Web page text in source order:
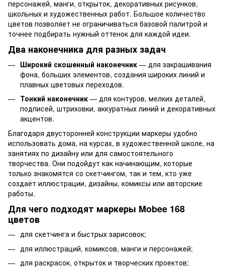
персонажей, манги, открыток, декоративных рисунков,
школьных и художественных работ. Большое количество
цветов позволяет не ограничиваться базовой палитрой и
точнее подбирать нужный оттенок для каждой идеи.
Два наконечника для разных задач
Широкий скошенный наконечник — для закрашивания
фона, больших элементов, создания широких линий и
плавных цветовых переходов.
Тонкий наконечник — для контуров, мелких деталей,
подписей, штриховки, аккуратных линий и декоративных
акцентов.
Благодаря двусторонней конструкции маркеры удобно
использовать дома, на курсах, в художественной школе, на
занятиях по дизайну или для самостоятельного
творчества. Они подойдут как начинающим, которые
только знакомятся со скетчингом, так и тем, кто уже
создаёт иллюстрации, дизайны, комиксы или авторские
работы.
Для чего подходят маркеры Mobee 168
цветов
для скетчинга и быстрых зарисовок;
для иллюстраций, комиксов, манги и персонажей;
для раскрасок, открыток и творческих проектов;